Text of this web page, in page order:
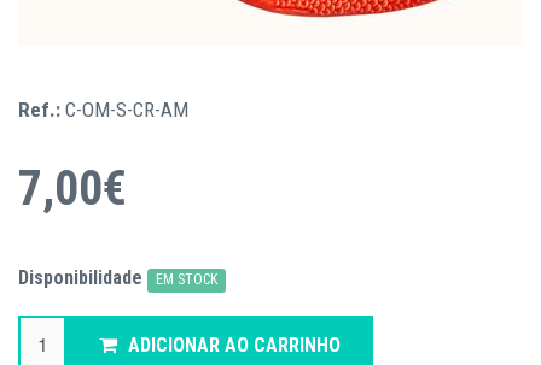
Ref.: C-OM-S-CR-AM
7,00€
Disponibilidade EM STOCK
ADICIONAR AO CARRINHO